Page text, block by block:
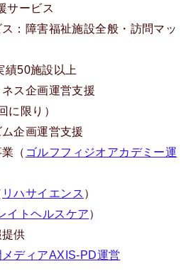
サービス
：障害福祉施設全般・訪問マッ
50施設以上
ス企画運営支援
に限り）
企画運営支援
（ ゴルフフィジオアカデミー運
リハサイエンス ）
イトヘルスケア）
供
ディアAXIS-PD運営